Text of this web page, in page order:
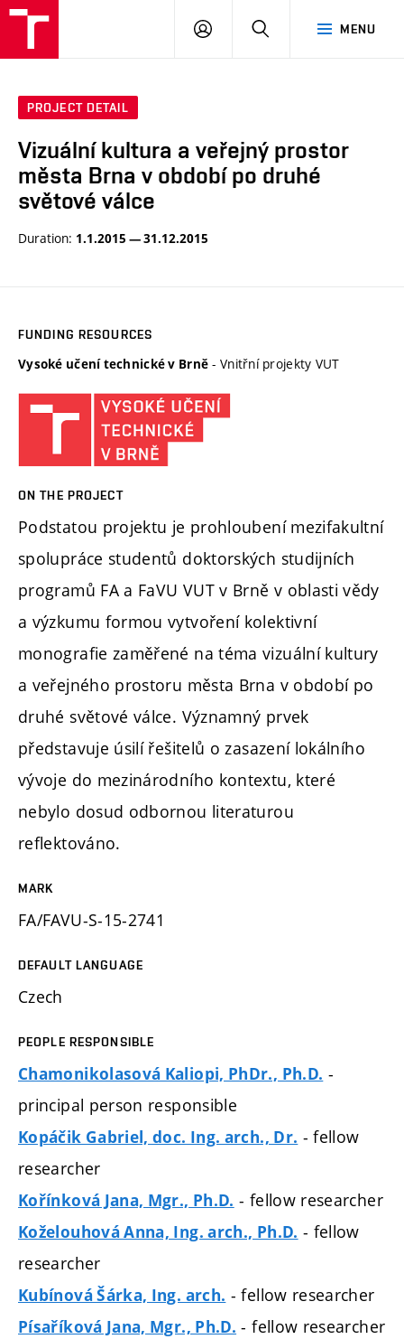
MENU
LOG
SEARCH
PROJECT DETAIL
Vizuální kultura a veřejný prostor
města Brna v období po druhé
světové válce
Duration: 1.1.2015 — 31.12.2015
FUNDING RESOURCES
Vysoké učení technické v Brně - Vnitřní projekty VUT
ON THE PROJECT
Podstatou projektu je prohloubení mezifakultní
spolupráce studentů doktorských studijních
programů FA a FaVU VUT v Brně v oblasti vědy
a výzkumu formou vytvoření kolektivní
monografie zaměřené na téma vizuální kultury
a veřejného prostoru města Brna v období po
druhé světové válce. Významný prvek
představuje úsilí řešitelů o zasazení lokálního
vývoje do mezinárodního kontextu, které
nebylo dosud odbornou literaturou
reflektováno.
MARK
FA/FAVU-S-15-2741
DEFAULT LANGUAGE
Czech
PEOPLE RESPONSIBLE
Chamonikolasová Kaliopi, PhDr., Ph.D. -
principal person responsible
Kopáčik Gabriel, doc. Ing. arch., Dr. - fellow
researcher
Kořínková Jana, Mgr., Ph.D. - fellow researcher
Koželouhová Anna, Ing. arch., Ph.D. - fellow
researcher
Kubínová Šárka, Ing. arch. - fellow researcher
Písaříková Jana, Mgr., Ph.D. - fellow researcher